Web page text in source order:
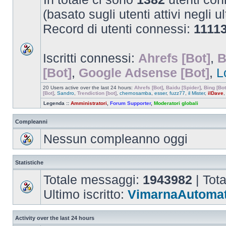
(basato sugli utenti attivi negli
Record di utenti connessi:
Iscritti connessi: Ahrefs [Bot],
[Bot], Google Adsense [Bot],
20 Users active over the last 24 hours: Ahrefs [Bot] Baidu [Spider] Bing
[Bot] Sandro Trendiction [bot] chernosamba esser, fuzz77 il Mister, ilDave
Legenda :: Amministratori Forum Supporter, Moderatori globali
Compleanni
Nessun compleanno oggi
Statistiche
Totale messaggi: 1943982 |
Ultimo iscritto:
Activity over the last 24 hours